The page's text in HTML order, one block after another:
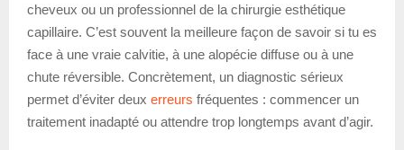
cheveux ou un professionnel de la chirurgie esthétique
capillaire. C’est souvent la meilleure façon de savoir si tu es
face à une vraie calvitie, à une alopécie diffuse ou à une
chute réversible. Concrètement, un diagnostic sérieux
permet d’éviter deux erreurs fréquentes : commencer un
traitement inadapté ou attendre trop longtemps avant d’agir.